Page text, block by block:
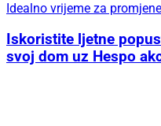
Idealno vrijeme za promjene
Iskoristite ljetne
svoj dom uz Hespo